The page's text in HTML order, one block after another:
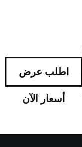
اطلب عرض
أسعار الآن